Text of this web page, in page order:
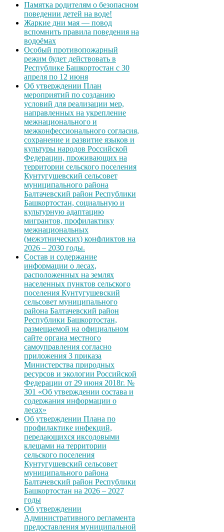
Памятка родителям о безопасном
поведении детей на воде!
Жаркие дни мая — повод
вспомнить правила поведения на
водоёмах
Особый противопожарный
режим будет действовать в
Республике Башкортостан с 30
апреля по 12 июня
Об утверждении План
мероприятий по созданию
условий для реализации мер,
направленных на укрепление
межнационального и
межконфессионального согласия,
сохранение и развитие языков и
культуры народов Российской
Федерации, проживающих на
территории сельского поселения
Кунтугушевский сельсовет
муниципального района
Балтачевский район Республики
Башкортостан, социальную и
культурную адаптацию
мигрантов, профилактику
межнациональных
(межэтнических) конфликтов на
2026 – 2030 годы.
Состав и содержание
информации о лесах,
расположенных на землях
населенных пунктов сельского
поселения Кунтугушевский
сельсовет муниципального
района Балтачевский район
Республики Башкортостан,
размещаемой на официальном
сайте органа местного
самоуправления согласно
приложения 3 приказа
Министерства природных
ресурсов и экологии Российской
Федерации от 29 июня 2018г. №
301 «Об утверждении состава и
содержания информации о
лесах»
Об утверждении Плана по
профилактике инфекций,
передающихся иксодовыми
клещами на территории
сельского поселения
Кунтугушевский сельсовет
муниципального района
Балтачевский район Республики
Башкортостан на 2026 – 2027
годы
Об утверждении
Административного регламента
предоставления муниципальной